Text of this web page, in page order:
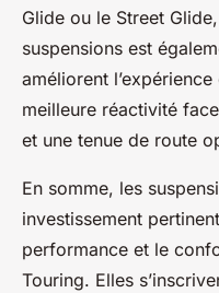
Glide ou le Street
suspensions est
améliorent
meilleure réactivité
et une tenue de route
En somme, les
investissement
performance et le
Touring. Elles